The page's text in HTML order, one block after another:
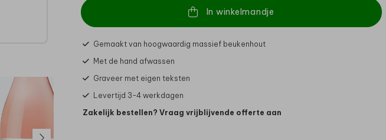
In winkelmandje
Gemaakt van hoogwaardig massief beukenhout
Met de hand afwassen
Graveer met eigen teksten
Levertijd 3-4 werkdagen
Zakelijk bestellen? Vraag vrijblijvende offerte aan